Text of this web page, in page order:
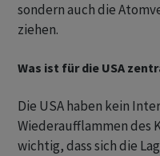
sondern auch die
ziehen.
Was ist für die USA
Die USA haben kein
Wiederaufflammen des
wichtig, dass sich die